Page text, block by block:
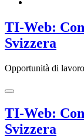
TI-Web:
Svizzera
Opportunità di
TI-Web:
Svizzera